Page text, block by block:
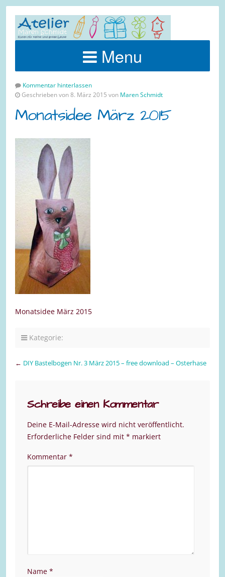
Menu
Kommentar hinterlassen
Geschrieben von 8. März 2015 von Maren Schmidt
Monatsidee März 2015
Monatsidee März 2015
Kategorie:
← DIY Bastelbogen Nr. 3 März 2015 – free download – Osterhase
Schreibe einen Kommentar
Deine E-Mail-Adresse wird nicht veröffentlicht.
Erforderliche Felder sind mit * markiert
Kommentar *
Name *